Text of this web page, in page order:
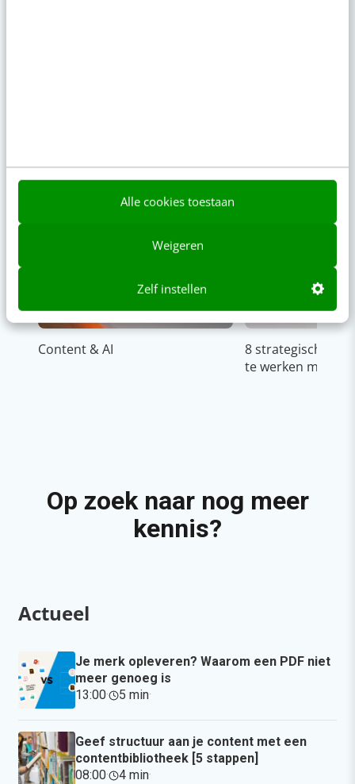
Alle cookies toestaan
Weigeren
Zelf instellen
Content & AI
8 strategische
te werken met
Op zoek naar nog meer
kennis?
Actueel
Je merk opleveren? Waarom een PDF niet
meer genoeg is
13:00· 5 min·
Geef structuur aan je content met een
contentbibliotheek [5 stappen]
08:00· 4 min·